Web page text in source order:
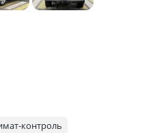
контроль